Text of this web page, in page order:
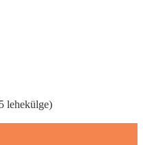
lehekülge)